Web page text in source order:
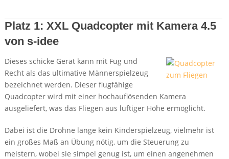
Platz 1: XXL Quadcopter mit Kamera 4.5
von s-idee
Dieses schicke Gerät kann mit Fug und
Recht als das ultimative Männerspielzeug
bezeichnet werden. Dieser flugfähige
Quadcopter wird mit einer hochauflösenden Kamera
ausgeliefert, was das Fliegen aus luftiger Höhe ermöglicht.
Dabei ist die Drohne lange kein Kinderspielzeug, vielmehr ist
ein großes Maß an Übung nötig, um die Steuerung zu
meistern, wobei sie simpel genug ist, um einen angenehmen